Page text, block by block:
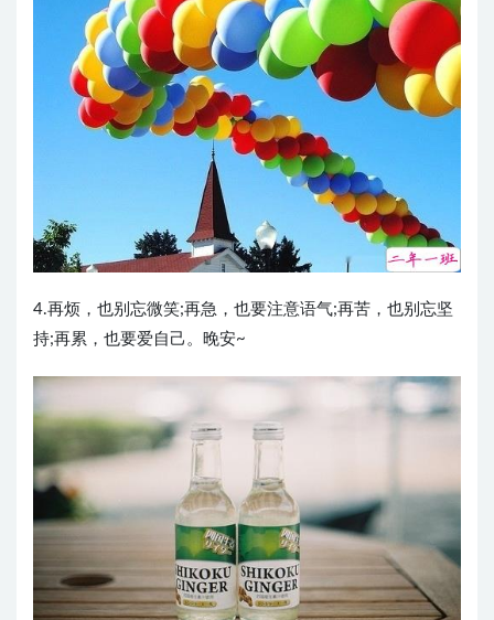
4.再烦，也别忘微笑;再急，也要注意语气;再苦，也别忘坚
持;再累，也要爱自己。晚安~